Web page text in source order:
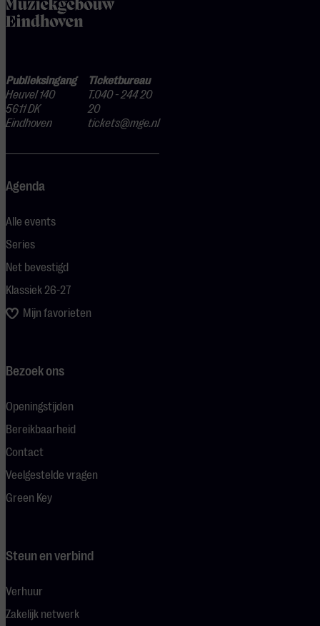
Publieksingang
Heuvel 140
5611 DK
Eindhoven
Ticketbureau
T.040 - 244 20
20
tickets@mge.nl
Agenda
Alle events
Series
Net bevestigd
Klassiek 26-27
Mijn favorieten
Bezoek ons
Openingstijden
Bereikbaarheid
Contact
Veelgestelde vragen
Green Key
Steun en verbind
Verhuur
Zakelijk netwerk